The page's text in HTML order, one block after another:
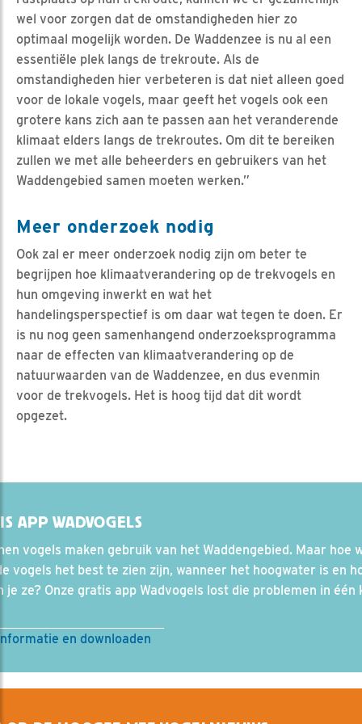
wel voor zorgen dat de omstandigheden hier zo
optimaal mogelijk worden. De Waddenzee is nu al een
essentiële plek langs de trekroute. Als de
omstandigheden hier verbeteren is dat niet alleen goed
voor de lokale vogels, maar geeft het vogels ook een
grotere kans zich aan te passen aan het veranderende
klimaat elders langs de trekroutes. Om dit te bereiken
zullen we met alle beheerders en gebruikers van het
Waddengebied samen moeten werken.”
Meer onderzoek nodig
Ook zal er meer onderzoek nodig zijn om beter te
begrijpen hoe klimaatverandering op de trekvogels en
hun omgeving inwerkt en wat het
handelingsperspectief is om daar wat tegen te doen. Er
is nu nog geen samenhangend onderzoeksprogramma
naar de effecten van klimaatverandering op de
natuurwaarden van de Waddenzee, en dus evenmin
voor de trekvogels. Het is hoog tijd dat dit wordt
opgezet.
APP WADVOGELS
vogels maken gebruik van het Waddengebied. Maar hoe
vogels het best te zien zijn, wanneer het hoogwater is en
je ze? Onze gratis app Wadvogels lost die problemen in één
en downloaden